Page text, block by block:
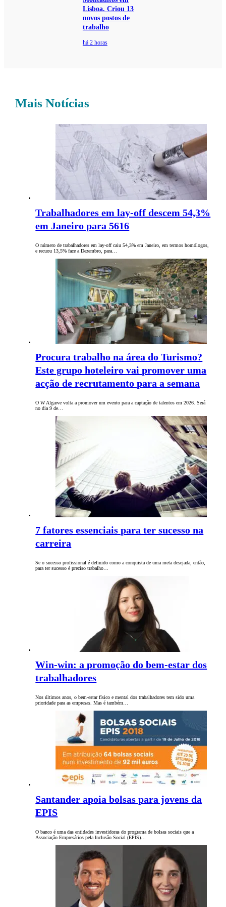
Lisboa. Criou 13
novos postos de
trabalho
há 2 horas
Mais Notícias
Trabalhadores em lay-off descem 54,3%
em Janeiro para 5616
O número de trabalhadores em lay-off caiu 54,3% em Janeiro, em termos homólogos,
e recuou 13,5% face a Dezembro, para…
Procura trabalho na área do Turismo?
Este grupo hoteleiro vai promover uma
acção de recrutamento para a semana
O W Algarve volta a promover um evento para a captação de talentos em 2026. Será
no dia 9 de…
7 fatores essenciais para ter sucesso na
carreira
Se o sucesso profissional é definido como a conquista de uma meta desejada, então,
para ter sucesso é preciso trabalho…
Win-win: a promoção do bem-estar dos
trabalhadores
Nos últimos anos, o bem-estar físico e mental dos trabalhadores tem sido uma
prioridade para as empresas. Mas é também…
Santander apoia bolsas para jovens da
EPIS
O banco é uma das entidades investidoras do programa de bolsas sociais que a
Associação Empresários pela Inclusão Social (EPIS)…